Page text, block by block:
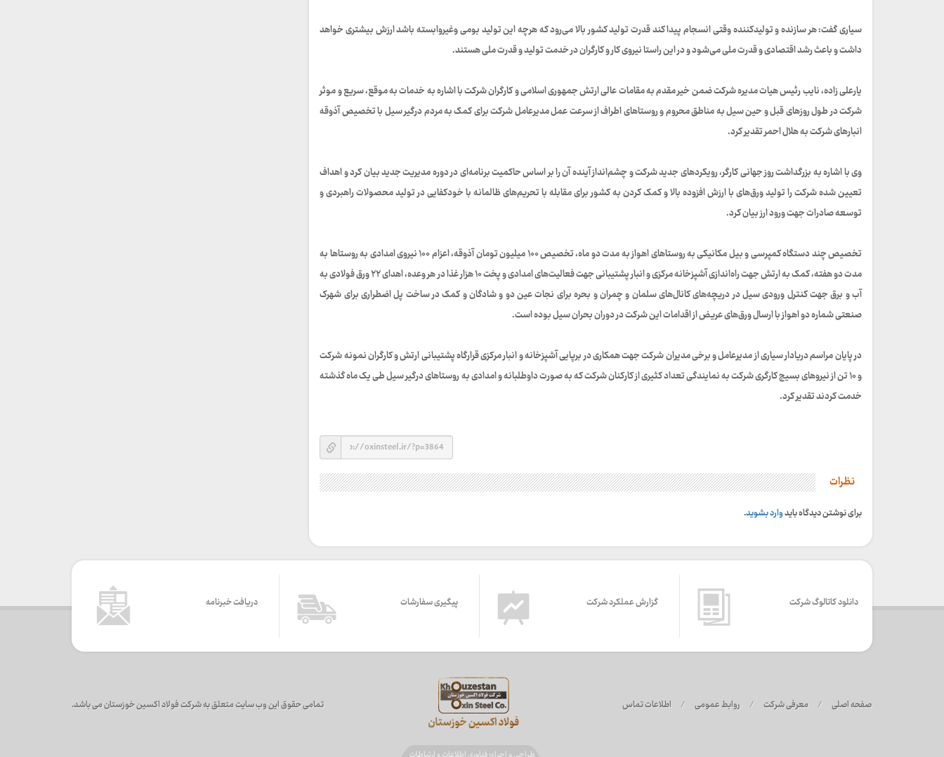
سیاری گفت: هر سازنده و تولیدکننده وقتی انسجام پیدا کند قدرت تولید کشور بالا می‌رود که هرچه این تولید بومی وغیروابسته باشد ارزش بیشتری خواهد
داشت و باعث رشد اقتصادی و قدرت ملی می‌شود و در این راستا نیروی کار و کارگران در خدمت تولید و قدرت ملی هستند.
یارعلی زاده، نایب رئیس هیات مدیره شرکت ضمن خیر مقدم به مقامات عالی ارتش جمهوری اسلامی و کارگران شرکت با اشاره به خدمات به موقع، سریع و موثر
شرکت در طول روزهای قبل و حین سیل به مناطق محروم و روستاهای اطراف از سرعت عمل مدیرعامل شرکت برای کمک به مردم درگیر سیل با تخصیص آذوقه
انبارهای شرکت به هلال احمر تقدیر کرد.
وی با اشاره به بزرگداشت روز جهانی کارگر، رویکردهای جدید شرکت و چشم‌انداز آینده آن را بر اساس حاکمیت برنامه‌ای در دوره مدیریت جدید بیان کرد و اهداف
تعیین شده شرکت را تولید ورق‌های با ارزش افزوده بالا و کمک کردن به کشور برای مقابله با تحریم‌های ظالمانه با خودکفایی در تولید محصولات راهبردی و
توسعه صادرات جهت ورود ارز بیان کرد.
تخصیص چند دستگاه کمپرسی و بیل مکانیکی به روستاهای اهواز به مدت دو ماه، تخصیص ۱۰۰ میلیون تومان آذوقه، اعزام ۱۰۰ نیروی امدادی به روستاها به
مدت دو هفته، کمک به ارتش جهت راه‌اندازی آشپزخانه مرکزی و انبار پشتیبانی جهت فعالیت‌های امدادی و پخت ۱۰ هزار غذا در هر وعده، اهدای ۲۲ ورق فولادی به
آب و برق جهت کنترل ورودی سیل در دریچه‌های کانال‌های سلمان و چمران و بحره برای نجات عین دو و شادگان و کمک در ساخت پل اضطراری برای شهرک
صنعتی شماره دو اهواز با ارسال ورق‌های عریض از اقدامات این شرکت در دوران بحران سیل بوده است.
در پایان مراسم دریادار سیاری از مدیرعامل و برخی مدیران شرکت جهت همکاری در برپایی آشپزخانه و انبار مرکزی قرارگاه پشتیبانی ارتش و کارگران نمونه شرکت
و ۱۰ تن از نیروهای بسیج کارگری شرکت به نمایندگی تعداد کثیری از کارکنان شرکت که به صورت داوطلبانه و امدادی به روستاهای درگیر سیل طی یک ماه گذشته
خدمت کردند تقدیر کرد.
نظرات
برای نوشتن دیدگاه بایدوارد بشوید.
دانلود کاتالوگ شرکت گزارش عملکرد شرکت پیگیری سفارشات دریافت خبرنامه
صفحه اصلی / معرفی شرکت / روابط عمومی / اطلاعات تماس تمامی حقوق این وب سایت متعلق به شرکت فولاد اکسین خوزستان می باشد.